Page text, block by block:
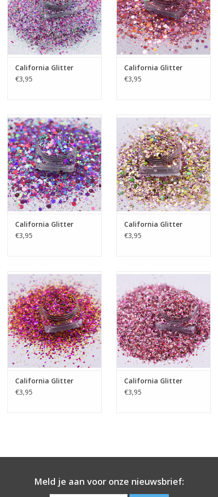
California Glitter
€3,95
California Glitter
€3,95
California Glitter
€3,95
California Glitter
€3,95
California Glitter
€3,95
California Glitter
€3,95
Meld je aan voor onze nieuwsbrief: